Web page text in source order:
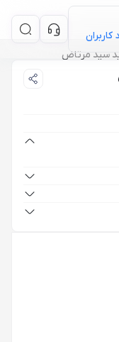
کاربران
سید مرتاض